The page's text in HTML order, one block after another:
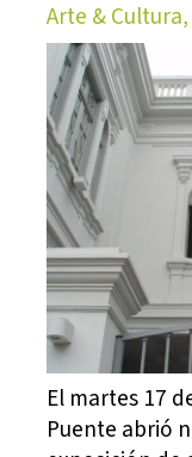
Arte &
El martes 17
Puente abrió